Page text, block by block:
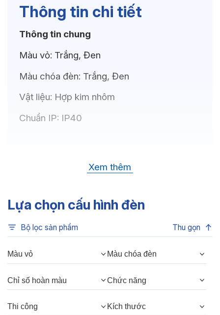
Thông tin chi tiết
Thông tin chung
Màu vỏ: Trắng, Đen
Màu chóa đèn: Trắng, Đen
Vật liệu: Hợp kim nhôm
Chuẩn IP: IP40
OSRAM(GERMANY)
Nhiệt độ màu:6500K, 4000K, 3500K,
3000K
Chỉ số hoàn màu:
Quang thông:
240lm(C), 240lm(N),
Góc chiếu:38°, 24°
Xem thêm
Lựa chọn cấu hình đèn
Bộ lọc sản phẩm Thu gọn
Màu vỏ Màu chóa đèn
Chỉ số hoàn màu Chức năng
Thi công Kích thước